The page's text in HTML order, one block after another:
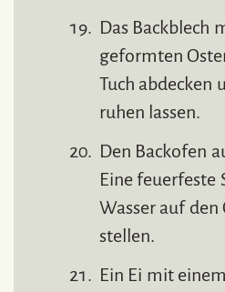
Das Backblech
geformten
Tuch abdecken
ruhen lassen.
Den Backofen
Eine feuerfeste
Wasser auf den
stellen.
Ein Ei mit